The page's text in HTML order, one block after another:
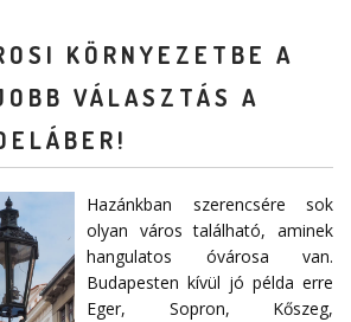
KÖRNYEZETBE A
VÁLASZTÁS A
Hazánkban szerencsére sok
olyan város található, aminek
hangulatos óvárosa van.
Budapesten kívül jó példa erre
Eger, Sopron, Kőszeg,